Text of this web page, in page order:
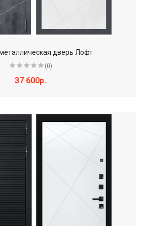
дверь Лофт
(0)
37 600р.